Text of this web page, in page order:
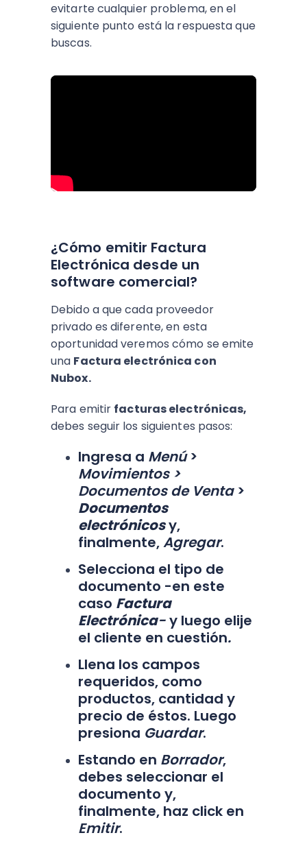
evitarte cualquier problema, en el
siguiente punto está la respuesta que
buscas.
¿Cómo emitir Factura
Electrónica desde un
software comercial?
Debido a que cada proveedor
privado es diferente, en esta
oportunidad veremos cómo se emite
una Factura electrónica con
Nubox.
Para emitir facturas electrónicas,
debes seguir los siguientes pasos:
Ingresa a Menú>
Movimientos >
Documentos de Venta>
Documentos
electrónicosy,
finalmente,Agregar.
Selecciona el tipo de
documento -en este
caso Factura
Electrónica-y luego elije
el cliente en cuestión.
Llena los campos
requeridos, como
productos, cantidad y
precio de éstos. Luego
presiona Guardar.
Estando en Borrador,
debes seleccionar el
documento y,
finalmente, haz click en
Emitir.